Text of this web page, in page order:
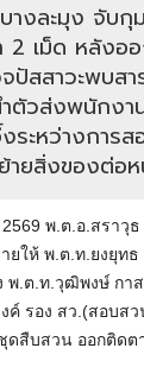
างละมุง จับ
2 เม็ด หลังอ
สสาวะพบสา
ตัวส่งพนักงา
ระหว่างการ
ายสิ่งของต่อ
พ.ต.อ.สราวุ
ยให้ พ.ต.ท.ยงยุทธ
พ.ต.ท.วุฒิพงษ์ กา
รอง สว.(สอบส
ดสืบสวน ออกติดต